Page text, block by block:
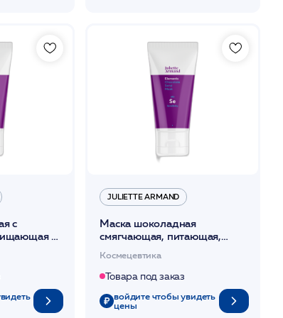
с
и
/JA
JULIETTE ARMAND
Маска шоколадная
смягчающая, питающая,
увлажняющая 50мл /JA
Космецевтика
Товара под заказ
войдите чтобы увидеть
цены